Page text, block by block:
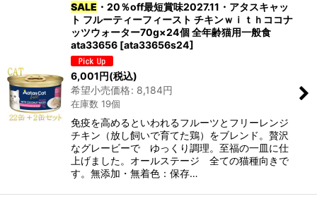
SALE ・20％off最短賞味2027.11・アタスキャッ
ト フルーティーフィースト チキンｗｉｔｈココナ
ッツウォーター70g×24個 全年齢猫用一般食
ata33656 [ata33656s24]
6,001円(税込)
希望小売価格: 8,184円
在庫数 19個
免疫を高めるといわれるフルーツとフリーレンジ
チキン（放し飼いで育てた鶏）をブレンド。贅沢
なグレービーで ゆっくり調理。至福の一皿に仕
上げました。オールステージ 全ての猫種向きで
す。無添加・無着色：保存…